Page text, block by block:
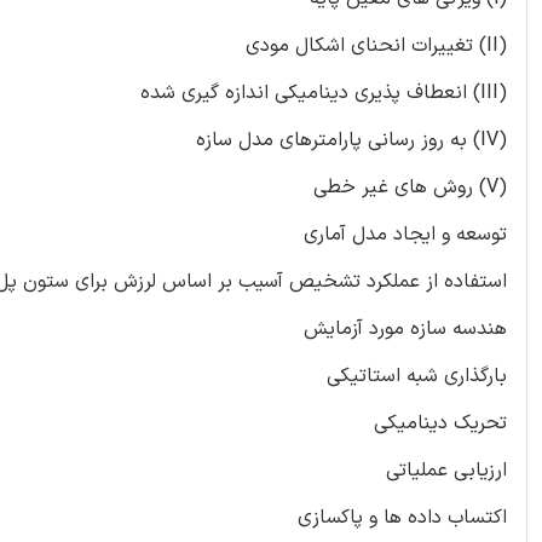
(II) تغییرات انحنای اشکال مودی
(III) انعطاف پذیری دینامیکی اندازه گیری شده
(IV) به روز رسانی پارامترهای مدل سازه
(V) روش های غیر خطی
توسعه و ایجاد مدل آماری
استفاده از عملکرد تشخیص آسیب بر اساس لرزش برای ستون
هندسه سازه مورد آزمایش
بارگذاری شبه استاتیکی
تحریک دینامیکی
ارزیابی عملیاتی
اکتساب داده ها و پاکسازی